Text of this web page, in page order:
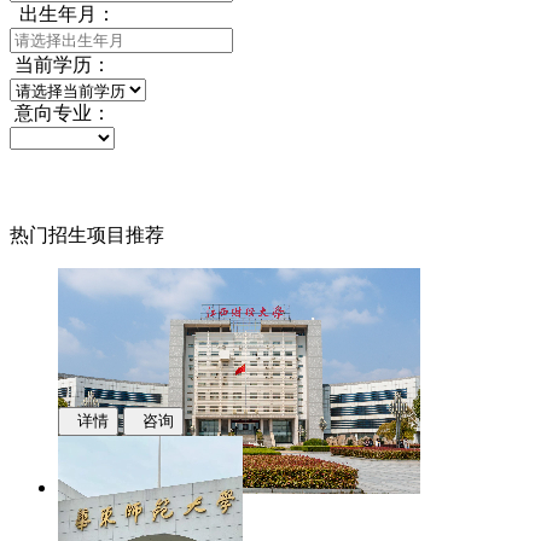
出生年月：
当前学历：
意向专业：
热门招生项目推荐
江西财经大学
详情 咨询